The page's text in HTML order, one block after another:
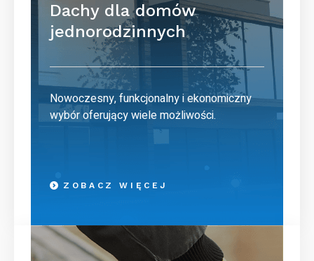
Dachy dla domów
jednorodzinnych
Nowoczesny, funkcjonalny i ekonomiczny
wybór oferujący wiele możliwości.
ZOBACZ WIĘCEJ